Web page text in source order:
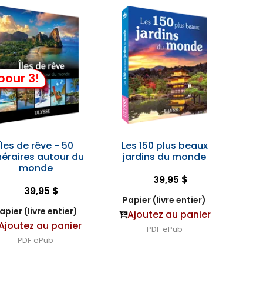
3!
de rêve - 50
autour du
monde
39,95 $
(livre entier)
au panier
PDF ePub
Les 150 plus beaux
jardins du monde
39,95 $
Papier (livre entier)
Ajoutez au panier
PDF ePub